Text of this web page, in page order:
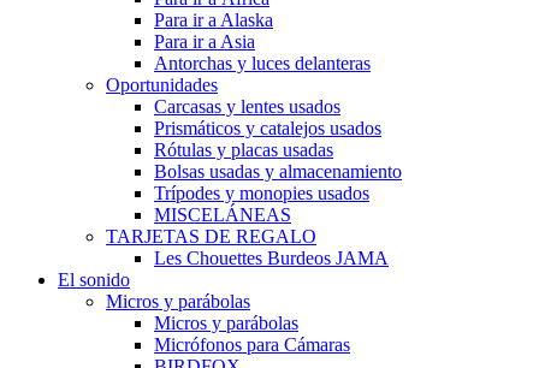
Para ir a Alaska
Para ir a Asia
Antorchas y luces delanteras
Oportunidades
Carcasas y lentes usados
Prismáticos y catalejos usados
Rótulas y placas usadas
Bolsas usadas y almacenamiento
Trípodes y monopies usados
MISCELÁNEAS
TARJETAS DE REGALO
Les Chouettes Burdeos JAMA
El sonido
Micros y parábolas
Micros y parábolas
Micrófonos para Cámaras